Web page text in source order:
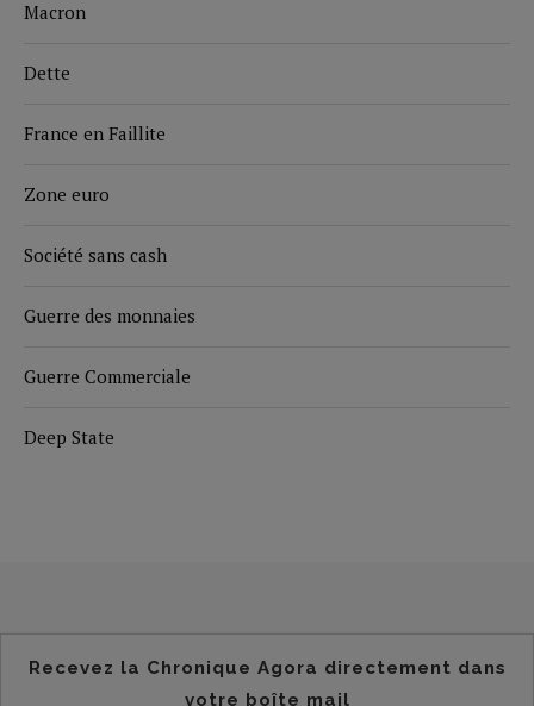
Macron
Dette
France en Faillite
Zone euro
Société sans cash
Guerre des monnaies
Guerre Commerciale
Deep State
Recevez la Chronique Agora directement dans
votre boîte mail